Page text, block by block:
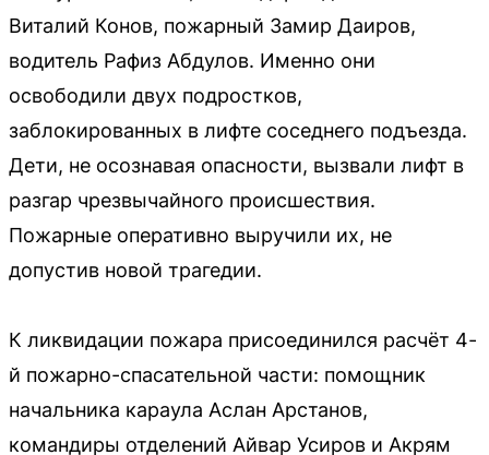
Виталий Конов, пожарный Замир Даиров,
водитель Рафиз Абдулов. Именно они
освободили двух подростков,
заблокированных в лифте соседнего подъезда.
Дети, не осознавая опасности, вызвали лифт в
разгар чрезвычайного происшествия.
Пожарные оперативно выручили их, не
допустив новой трагедии.
К ликвидации пожара присоединился расчёт 4-
й пожарно-спасательной части: помощник
начальника караула Аслан Арстанов,
командиры отделений Айвар Усиров и Акрям